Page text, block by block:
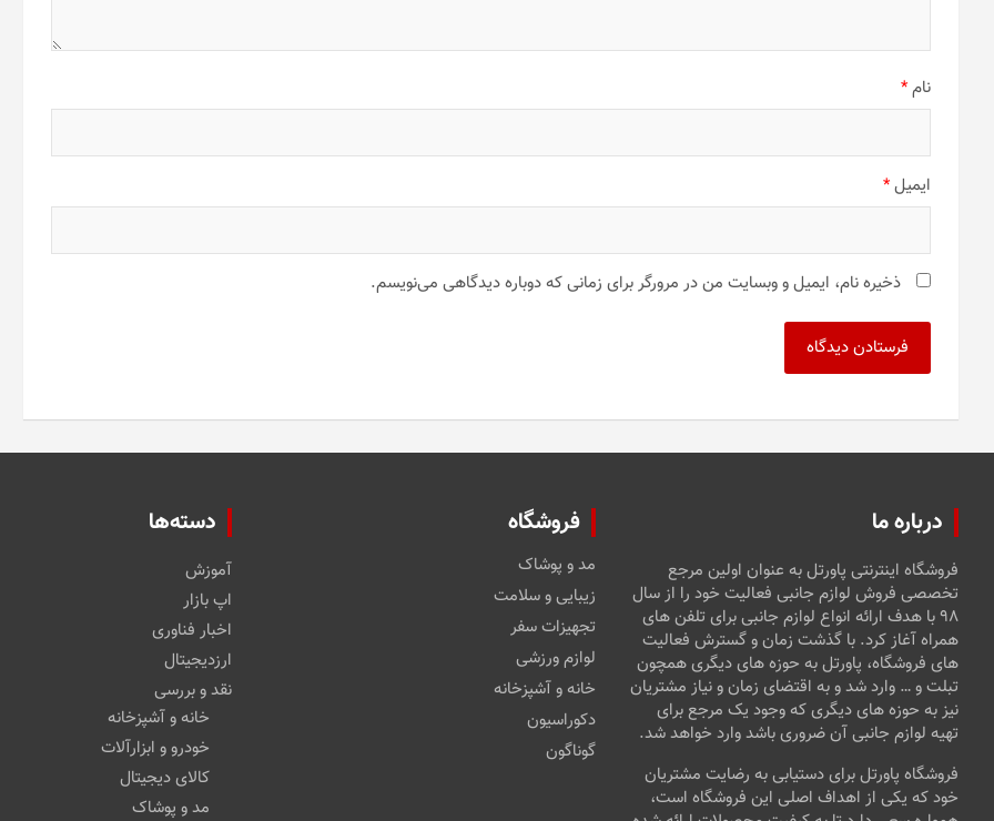
نام*
ایمیل*
ذخیره نام، ایمیل و وبسایت من در مرورگر برای زمانی که دوباره دیدگاهی می‌نویسم.
درباره ما
فروشگاه اینترنتی پاورتل به عنوان اولین مرجع
تخصصی فروش لوازم جانبی فعالیت خود را از سال
۹۸ با هدف ارائه انواع لوازم جانبی برای تلفن های
همراه آغاز کرد. با گذشت زمان و گسترش فعالیت
های فروشگاه، پاورتل به حوزه های دیگری همچون
تبلت و … وارد شد و به اقتضای زمان و نیاز مشتریان
نیز به حوزه های دیگری که وجود یک مرجع برای
تهیه لوازم جانبی آن ضروری باشد وارد خواهد شد.
فروشگاه پاورتل برای دستیابی به رضایت مشتریان
خود که یکی از اهداف اصلی این فروشگاه است،
فروشگاه
مد و پوشاک
زیبایی و سلامت
تجهیزات سفر
لوازم ورزشی
خانه و آشپزخانه
دکوراسیون
گوناگون
دسته‌ها
آموزش
اپ بازار
اخبار فناوری
ارزدیجیتال
نقد و بررسی
خانه و آشپزخانه
خودرو و ابزارآلات
کالای دیجیتال
مد و پوشاک